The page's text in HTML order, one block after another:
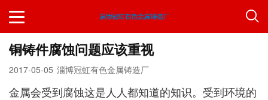
铜铸件腐蚀问题应该重视
2017-05-05 淄博冠虹有色金属铸造厂
金属会受到腐蚀这是人人都知道的知识。受到环境的